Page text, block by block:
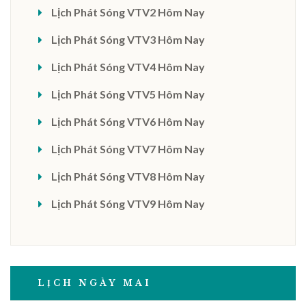
Lịch Phát Sóng VTV2 Hôm Nay
Lịch Phát Sóng VTV3 Hôm Nay
Lịch Phát Sóng VTV4 Hôm Nay
Lịch Phát Sóng VTV5 Hôm Nay
Lịch Phát Sóng VTV6 Hôm Nay
Lịch Phát Sóng VTV7 Hôm Nay
Lịch Phát Sóng VTV8 Hôm Nay
Lịch Phát Sóng VTV9 Hôm Nay
LỊCH NGÀY MAI